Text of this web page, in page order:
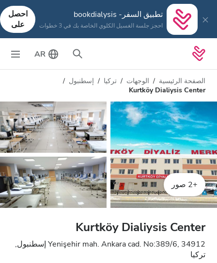
تطبيق السفر- bookdialysis
احجز جلسة الغسيل الكلوي الخاصة بك في 3 خطوات
احصل
على
AR
الصفحة الرئيسية الوجهات تركيا
إسطنبول
Kurtköy Dialiysis Center
+2 صور
Kurtköy Dialiysis Center
Yenişehir mah. Ankara cad. No:389/6, 34912 إسطنبول,
تركيا